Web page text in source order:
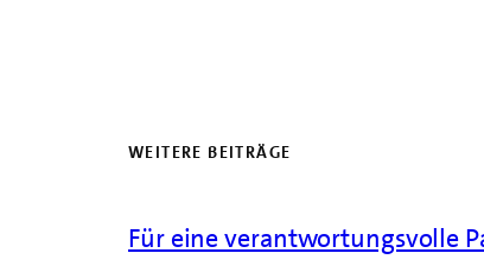
WEITERE BEITRÄGE
Für eine verantwortungsvolle